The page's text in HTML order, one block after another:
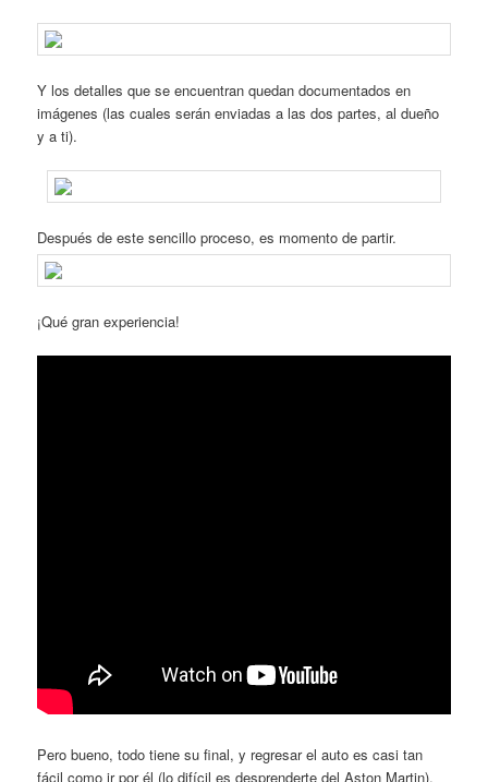
Y los detalles que se encuentran quedan documentados en
imágenes (las cuales serán enviadas a las dos partes, al dueño
y a ti).
Después de este sencillo proceso, es momento de partir.
¡Qué gran experiencia!
Pero bueno, todo tiene su final, y regresar el auto es casi tan
fácil como ir por él (lo difícil es desprenderte del Aston Martin).